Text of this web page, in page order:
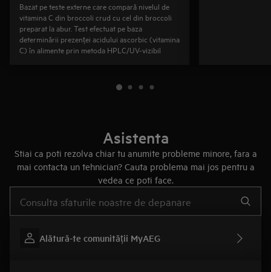
Bazat pe teste externe care compară nivelul de
vitamina C din broccoli crud cu cel din broccoli
preparat la abur. Test efectuat pe baza
determinării prezenței acidului ascorbic (vitamina
C) în alimente prin metoda HPLC/UV-vizibil
Asistenta
Stiai ca poti rezolva chiar tu anumite probleme minore, fara a
mai contacta un tehnician? Cauta problema mai jos pentru a
vedea ce poti face.
Alătură-te comunității MyAEG